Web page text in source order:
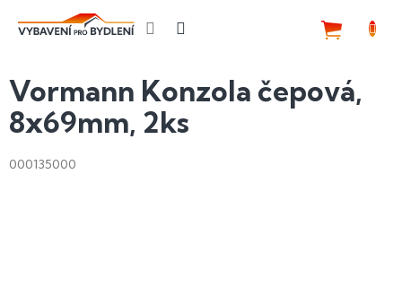
Vormann Konzola čepová,
8x69mm, 2ks
000135000